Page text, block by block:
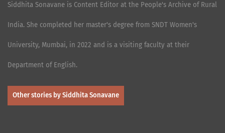
Siddhita Sonavane is Content Editor at the People's Archive of Rural
India. She completed her master's degree from SNDT Women's
University, Mumbai, in 2022 and is a visiting faculty at their
Department of English.
Other stories by Siddhita Sonavane